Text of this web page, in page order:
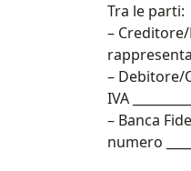
Tra le parti:
– Creditore/
– Debitore/
IVA
– Banca
numero